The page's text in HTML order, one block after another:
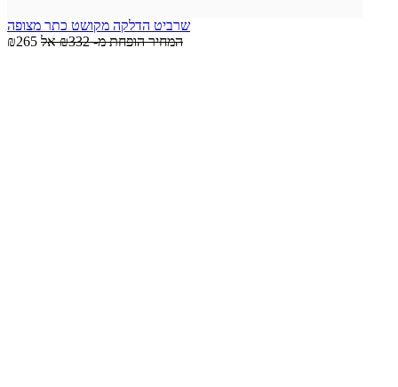
שרביט הדלקה מקושט כתר מצופה
₪265
המחיר הופחת מ-₪332 אל